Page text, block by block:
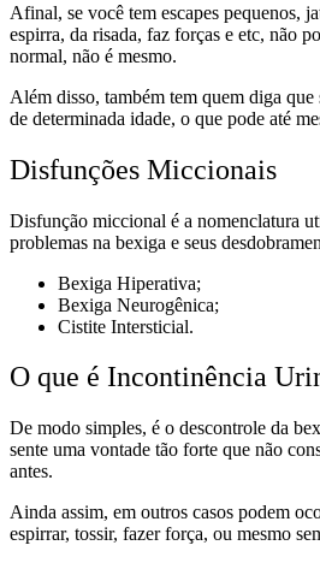
Afinal, se você tem escapes pequenos,
espirra, da risada, faz forças e etc, não
normal, não é mesmo.
Além disso, também tem quem diga que
de determinada idade, o que pode até
Disfunções Miccionais
Disfunção miccional é a nomenclatura
problemas na bexiga e seus
Bexiga Hiperativa;
Bexiga Neurogênica;
Cistite Intersticial.
O que é Incontinência
De modo simples, é o descontrole da
sente uma vontade tão forte que não
antes.
Ainda assim, em outros casos podem
espirrar, tossir, fazer força, ou mesmo